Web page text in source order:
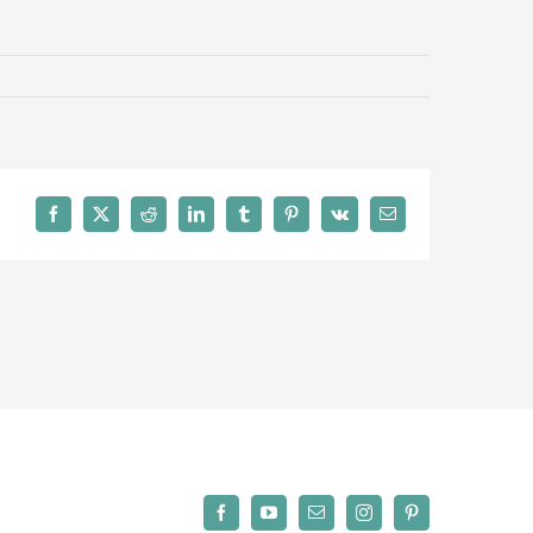
Facebook
X Reddit LinkedInTumblrPinterest
Vk Email
FacebookYouTubeEmail InstagramPinterest